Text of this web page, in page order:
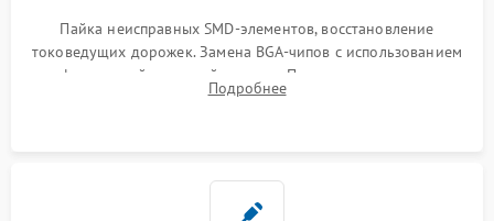
Пайка неисправных SMD-элементов, восстановление
токоведущих дорожек. Замена BGA-чипов с использованием
инфракрасной паяльной станции. Прошивка микросхемы
BIOS или замена поврежденных портов USB
Подробнее